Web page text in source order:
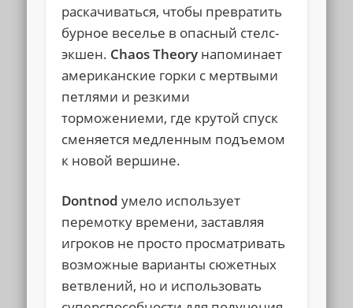
раскачиваться, чтобы превратить
бурное веселье в опасный стелс-
экшен. Chaos Theory напоминает
американские горки с мертвыми
петлями и резкими
торможениеми, где крутой спуск
сменяется медленным подъемом
к новой вершине.
Dontnod умело использует
перемотку времени, заставляя
игроков не просто просматривать
возможные варианты сюжетных
ветвлений, но и использовать